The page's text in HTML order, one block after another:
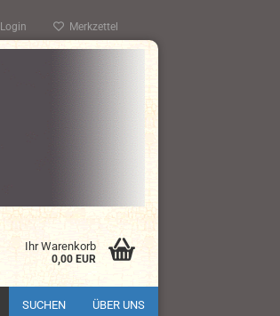
Login Merkzettel
Ihr Warenkorb
0,00 EUR
SUCHEN ÜBER UNS